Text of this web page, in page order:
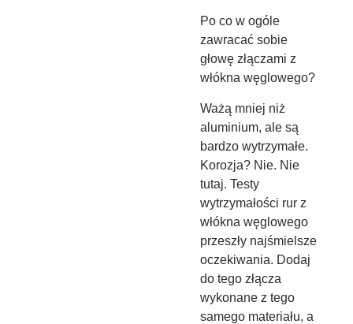
Po co w ogóle
zawracać sobie
głowę złączami z
włókna węglowego?
Ważą mniej niż
aluminium, ale są
bardzo wytrzymałe.
Korozja? Nie. Nie
tutaj. Testy
wytrzymałości rur z
włókna węglowego
przeszły najśmielsze
oczekiwania. Dodaj
do tego złącza
wykonane z tego
samego materiału, a